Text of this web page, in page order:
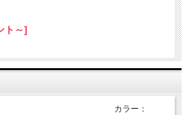
ト～]
カラー：